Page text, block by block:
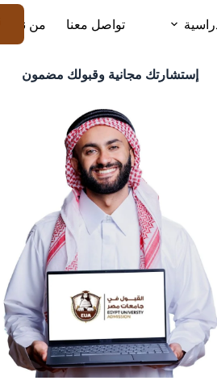
تواصل معنا من نحن
إستشارتك مجانية وقبولك مضمون